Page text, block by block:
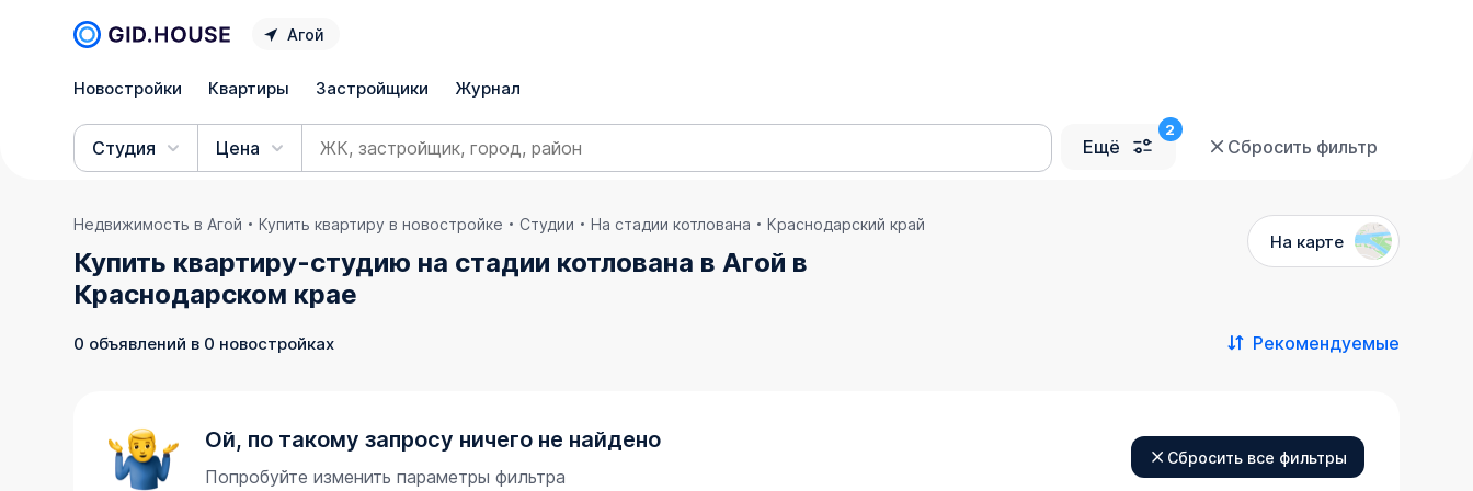
Агой
Новостройки Квартиры Застройщики Журнал
Студия Цена Ещё Сбросить фильтр
Недвижимость в Агой Купить квартиру в новостройке Студии На стадии котлована Краснодарский край
Купить квартиру-студию на стадии котлована в Агой в
Краснодарском крае
На карте
0 объявлений в 0 новостройках Рекомендуемые
Ой, по такому запросу ничего не найдено
Попробуйте изменить параметры фильтра
Сбросить все фильтры